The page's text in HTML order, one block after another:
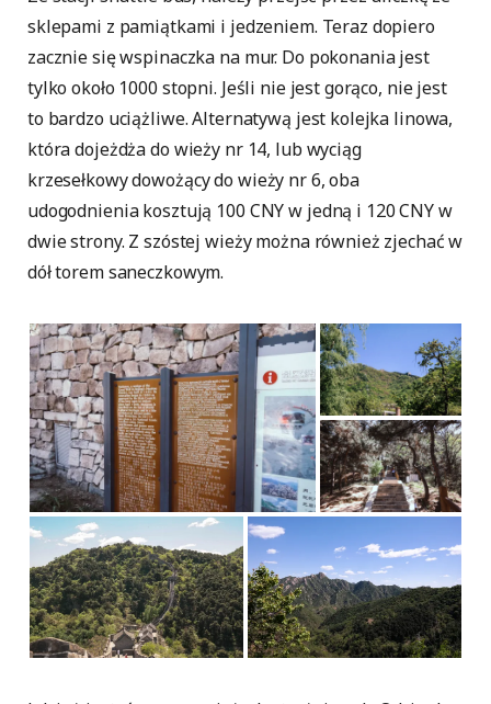
sklepami z pamiątkami i jedzeniem. Teraz dopiero
zacznie się wspinaczka na mur. Do pokonania jest
tylko około 1000 stopni. Jeśli nie jest gorąco, nie jest
to bardzo uciążliwe. Alternatywą jest kolejka linowa,
która dojeżdża do wieży nr 14, lub wyciąg
krzesełkowy dowożący do wieży nr 6, oba
udogodnienia kosztują 100 CNY w jedną i 120 CNY w
dwie strony. Z szóstej wieży można również zjechać w
dół torem saneczkowym.